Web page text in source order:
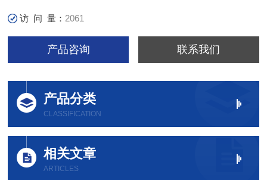
访 问 量： 2061
产品咨询 联系我们
产品分类
CLASSIFICATION
相关文章
ARTICLES